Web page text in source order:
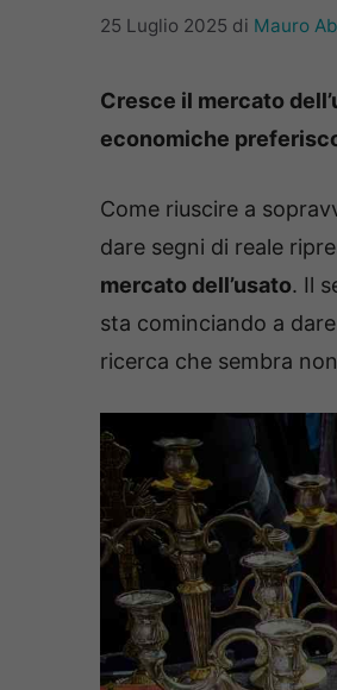
25 Luglio 2025 di Mauro
Cresce il mercato
economiche
Come riuscire a
dare segni di reale
mercato dell’usato. Il
sta cominciando a
ricerca che sembra